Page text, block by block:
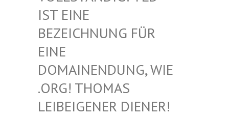
NE BEZEIC
HNUNG FÜR EINE D
OMAIN
ENDUNG, WIE .ORG!
THOMAS LEIBEI
GENER DIENER! AAZ-AA